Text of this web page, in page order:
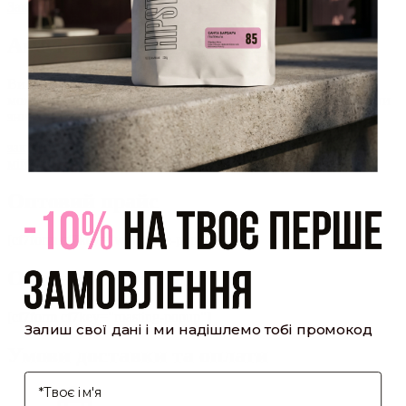
Закрити
Акаунт створено
Ви зареєструвалися на сайтіHipster.coffeeroasters і вже
можете користуватися особистим кабінетом, щоб отримувати
знижки та відстежувати історію замовлень!
[cf7form cf7key="wholesale-popup"]
Обсмажування кави
Залиш свої дані і ми надішлемо тобі промокод
І'мя